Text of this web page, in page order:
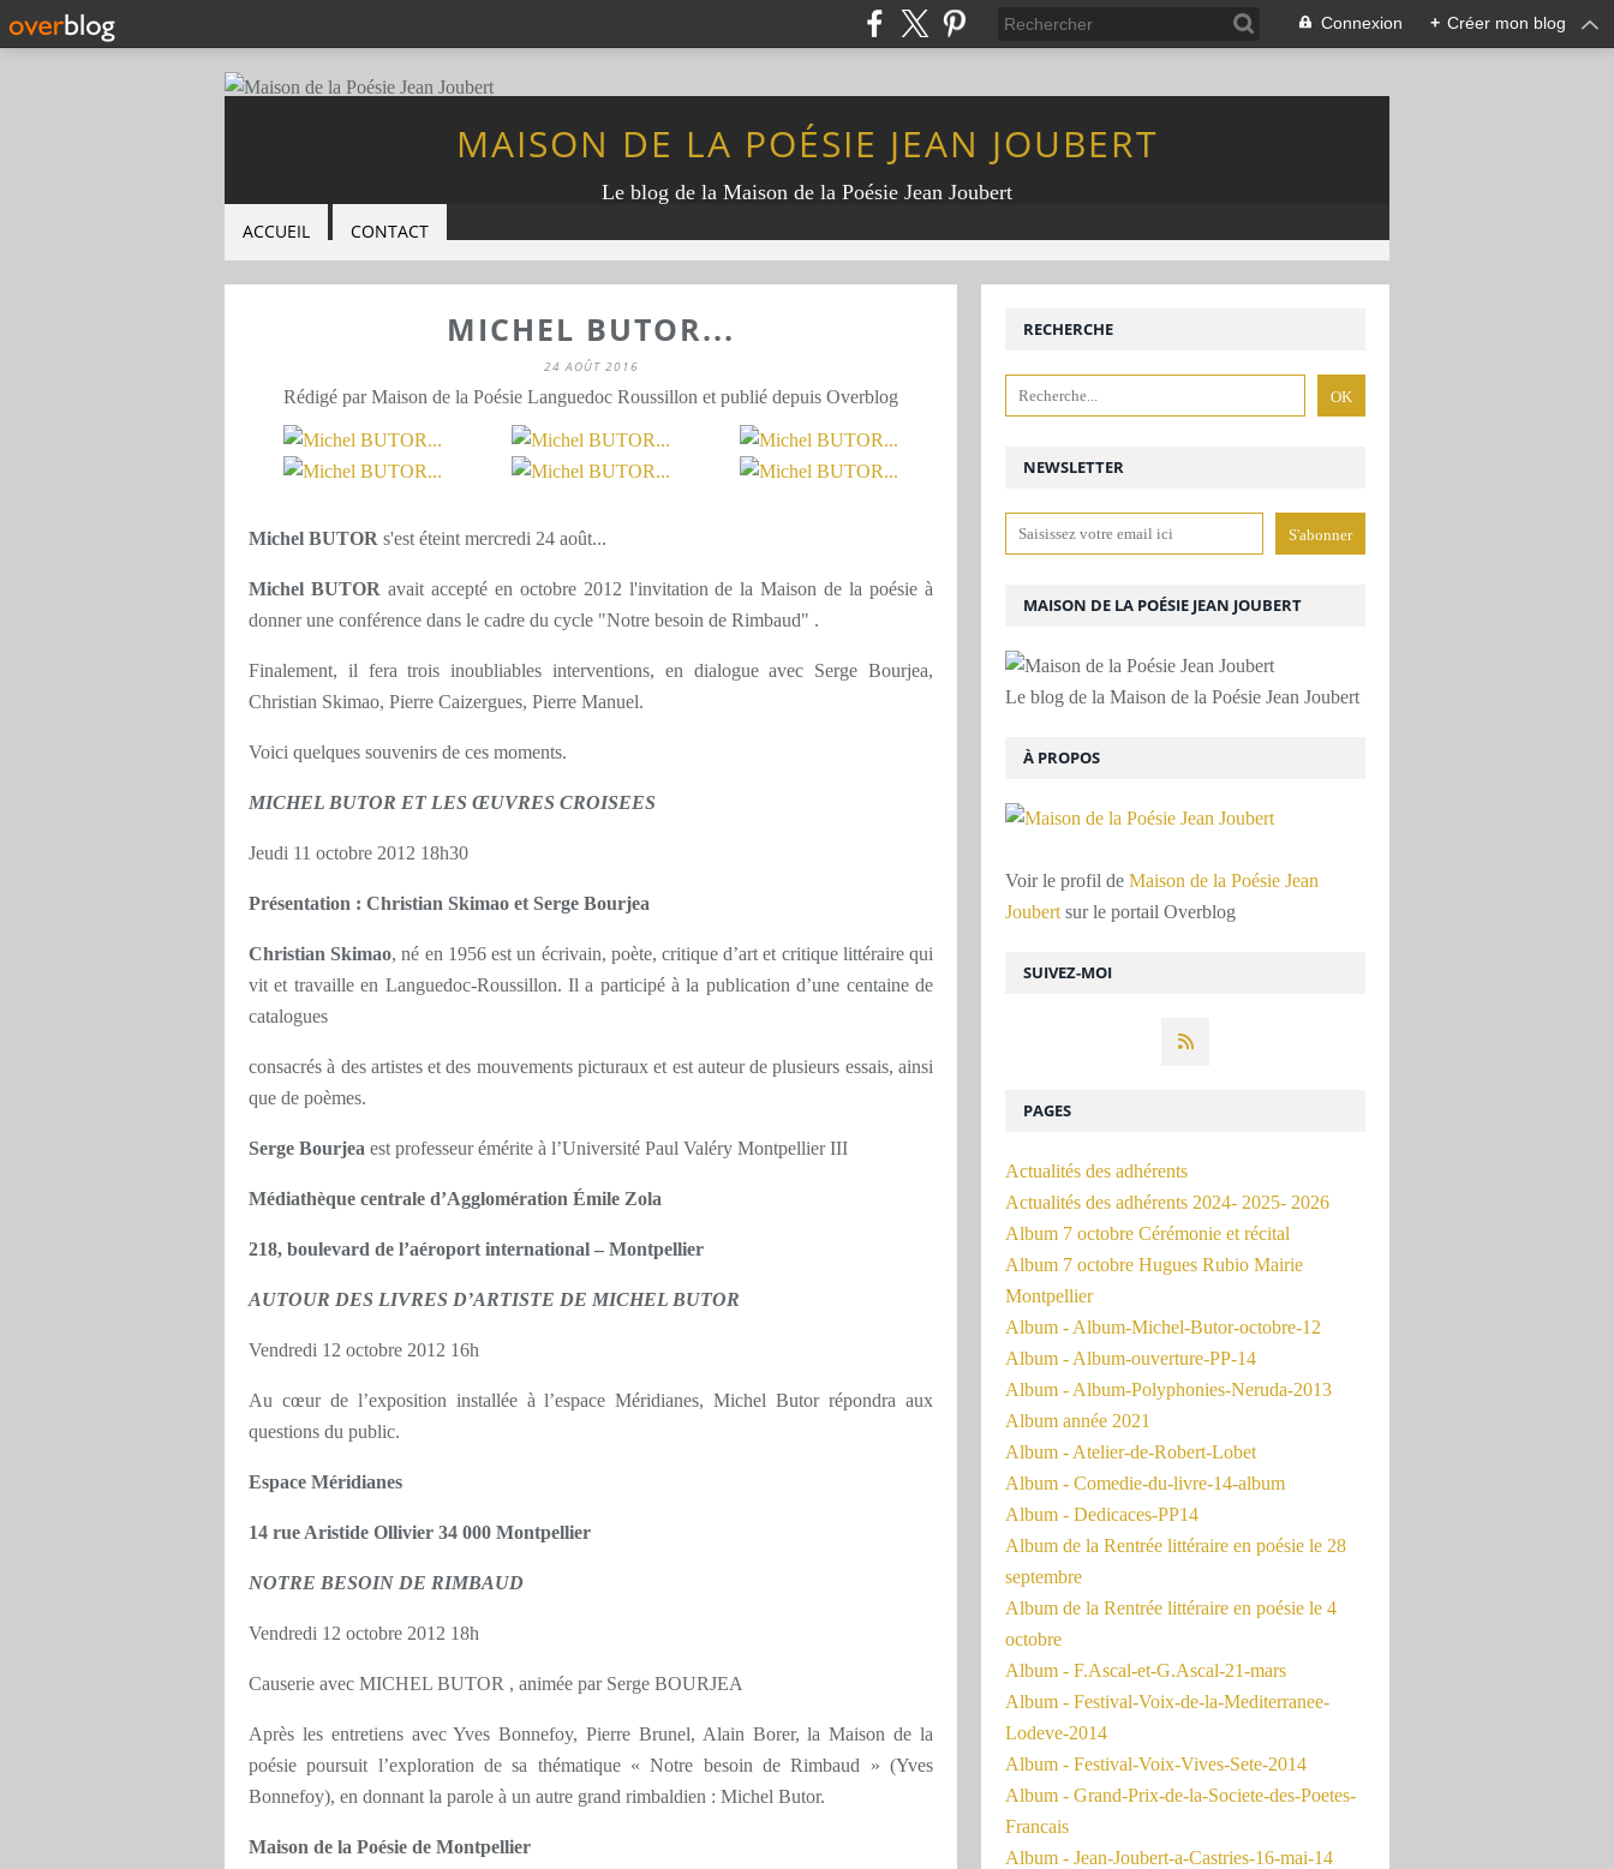
Connexion + Créer mon blog
MAISON DE LA POÉSIE JEAN JOUBERT
Le blog de la Maison de la Poésie Jean Joubert
ACCUEIL CONTACT
MICHEL BUTOR...
24 AOÛT 2016
Rédigé par Maison de la Poésie Languedoc Roussillon et publié depuis Overblog
Michel BUTOR s'est éteint mercredi 24 août...
Michel BUTOR avait accepté en octobre 2012 l'invitation de la Maison de la poésie à
donner une conférence dans le cadre du cycle "Notre besoin de Rimbaud" .
Finalement, il fera trois inoubliables interventions, en dialogue avec Serge Bourjea,
Christian Skimao, Pierre Caizergues, Pierre Manuel.
Voici quelques souvenirs de ces moments.
MICHEL BUTOR ET LES ŒUVRES CROISEES
Jeudi 11 octobre 2012 18h30
Présentation : Christian Skimao et Serge Bourjea
Christian Skimao, né en 1956 est un écrivain, poète, critique d’art et critique littéraire qui
vit et travaille en Languedoc-Roussillon. Il a participé à la publication d’une centaine de
catalogues
consacrés à des artistes et des mouvements picturaux et est auteur de plusieurs essais, ainsi
que de poèmes.
Serge Bourjea est professeur émérite à l’Université Paul Valéry Montpellier III
Médiathèque centrale d’Agglomération Émile Zola
218, boulevard de l’aéroport international – Montpellier
AUTOUR DES LIVRES D’ARTISTE DE MICHEL BUTOR
Vendredi 12 octobre 2012 16h
Au cœur de l’exposition installée à l’espace Méridianes, Michel Butor répondra aux
questions du public.
Espace Méridianes
14 rue Aristide Ollivier 34 000 Montpellier
NOTRE BESOIN DE RIMBAUD
Vendredi 12 octobre 2012 18h
Causerie avec MICHEL BUTOR , animée par Serge BOURJEA
Après les entretiens avec Yves Bonnefoy, Pierre Brunel, Alain Borer, la Maison de la
poésie poursuit l’exploration de sa thématique « Notre besoin de Rimbaud » (Yves
Bonnefoy), en donnant la parole à un autre grand rimbaldien : Michel Butor.
Maison de la Poésie de Montpellier
NEWSLETTER
SUIVEZ-MOI
RECHERCHE
MAISON DE LA POÉSIE JEAN JOUBERT
Le blog de la Maison de la Poésie Jean Joubert
À PROPOS
Voir le profil de Maison de la Poésie Jean
Joubert sur le portail Overblog
PAGES
Actualités des adhérents
Actualités des adhérents 2024- 2025- 2026
Album 7 octobre Cérémonie et récital
Album 7 octobre Hugues Rubio Mairie
Montpellier
Album - Album-Michel-Butor-octobre-12
Album - Album-ouverture-PP-14
Album - Album-Polyphonies-Neruda-2013
Album année 2021
Album - Atelier-de-Robert-Lobet
Album - Comedie-du-livre-14-album
Album - Dedicaces-PP14
Album de la Rentrée littéraire en poésie le 28
septembre
Album de la Rentrée littéraire en poésie le 4
octobre
Album - F.Ascal-et-G.Ascal-21-mars
Album - Festival-Voix-de-la-Mediterranee-
Lodeve-2014
Album - Festival-Voix-Vives-Sete-2014
Album - Grand-Prix-de-la-Societe-des-Poetes-
Francais
Album - Jean-Joubert-a-Castries-16-mai-14